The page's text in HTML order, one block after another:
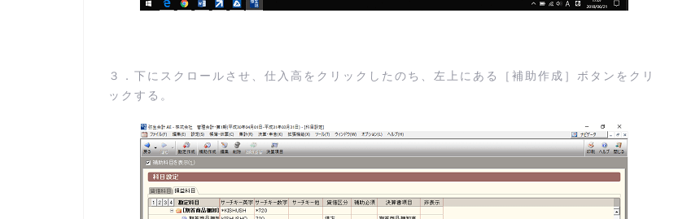
３．下にスクロールさせ、仕入高をクリックしたのち、左上にある［補助作成］ボタンをクリ
ックする。